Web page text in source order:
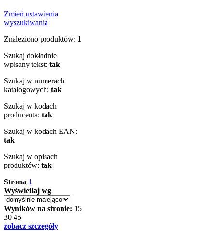
Zmień ustawienia
wyszukiwania
Znaleziono produktów: 1
Szukaj dokładnie
wpisany tekst: tak
Szukaj w numerach
katalogowych: tak
Szukaj w kodach
producenta: tak
Szukaj w kodach EAN:
tak
Szukaj w opisach
produktów: tak
Strona 1
Wyświetlaj wg
Wyników na stronie: 15
30 45
zobacz szczegóły